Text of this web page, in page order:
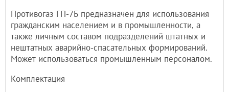
Противогаз ГП-7Б предназначен для использования
гражданским населением и в промышленности, а
также личным составом подразделений штатных и
нештатных аварийно-спасательных формирований.
Может использоваться промышленным персоналом.
Комплектация